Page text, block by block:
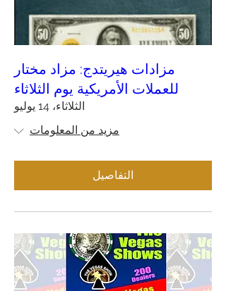
مزادات هيريتدج: مزاد مختار
للعملات الأمريكية يوم الثلاثاء
الثلاثاء، 14 يوليو
مزيد من المعلومات
التفاصيل